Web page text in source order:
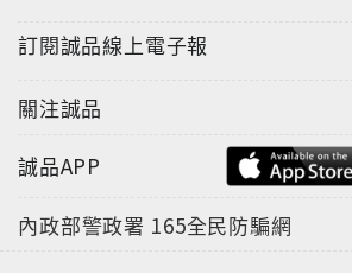
訂閱誠品線上電子報
關注誠品
誠品APP
內政部警政署 165全民防騙網